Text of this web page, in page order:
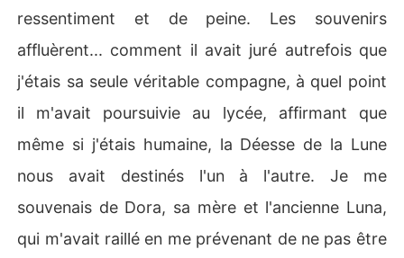
ressentiment et de peine. Les souvenirs
affluèrent... comment il avait juré autrefois que
j'étais sa seule véritable compagne, à quel point
il m'avait poursuivie au lycée, affirmant que
même si j'étais humaine, la Déesse de la Lune
nous avait destinés l'un à l'autre. Je me
souvenais de Dora, sa mère et l'ancienne Luna,
qui m'avait raillé en me prévenant de ne pas être